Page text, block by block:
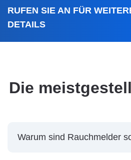
RUFEN SIE AN FÜR
DETAILS
Die
Warum sind Rauchmelder